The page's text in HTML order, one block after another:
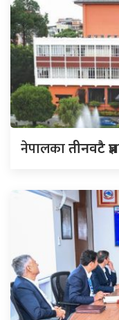
नेपालकातीनवटै